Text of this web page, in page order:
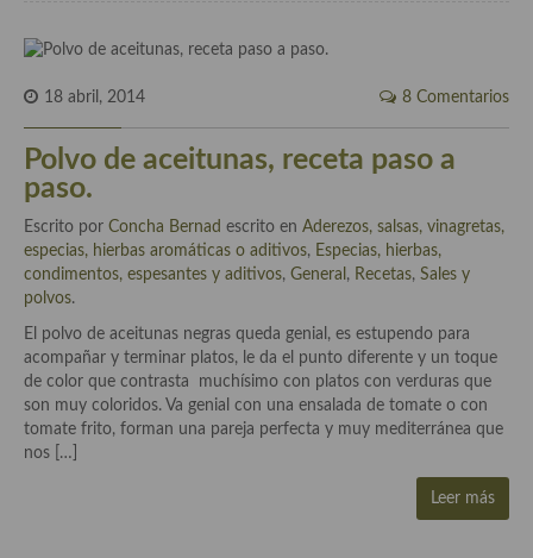
Hierbas aromáticas
Aceites
Mojos y pastas
Sales y polvos
Salsas y mojos
Adobos
Aperitivos
Bebidas
Bocadillos, hamburguesas, sándwich, emparedados, tostas y
demás
18 abril, 2014 8 Comentarios
Polvo de aceitunas, receta paso a
paso.
Escrito por Concha Bernad escrito en Aderezos, salsas, vinagretas,
especias, hierbas aromáticas o aditivos, Especias, hierbas,
condimentos, espesantes y aditivos, General , Recetas, Sales y
polvos.
El polvo de aceitunas negras queda genial, es estupendo para
acompañar y terminar platos, le da el punto diferente y un toque
de color que contrasta muchísimo con platos con verduras que
son muy coloridos. Va genial con una ensalada de tomate o con
tomate frito, forman una pareja perfecta y muy mediterránea que
nos […]
Leer más